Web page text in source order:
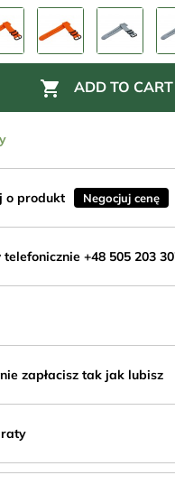
 ADD TO CART
o produkt Negocjuj cenę
+48 505 203
zapłacisz tak jak lubisz
raty